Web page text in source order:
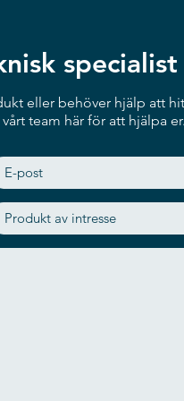
specialist
eller behöver hjälp att
team här för att hjälpa